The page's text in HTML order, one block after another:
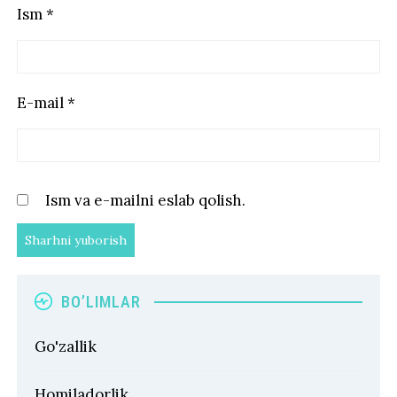
Ism*
E-mail*
Ism va e-mailni eslab qolish.
BO’LIMLAR
Go'zallik